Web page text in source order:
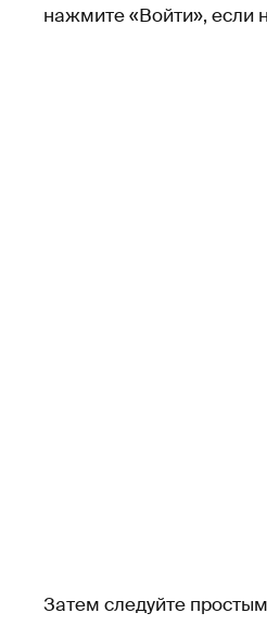
нажмите «Войти», если
Затем следуйте